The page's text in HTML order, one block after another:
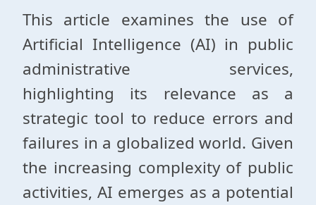
This article examines the use of
Artificial Intelligence (AI) in public
administrative services,
highlighting its relevance as a
strategic tool to reduce errors and
failures in a globalized world. Given
the increasing complexity of public
activities, AI emerges as a potential